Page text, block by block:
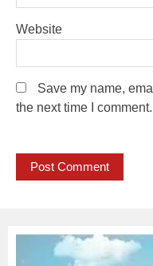
Website
Save my name,
the next time I comment.